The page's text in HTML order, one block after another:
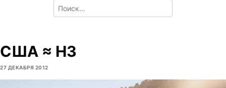
Search
for:
США ≈ НЗ
27 ДЕКАБРЯ 2012